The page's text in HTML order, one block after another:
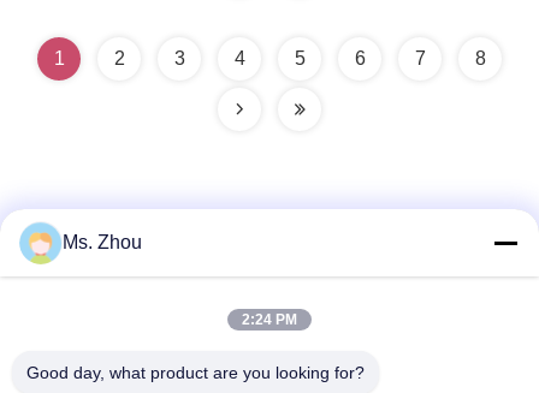
1 2 3 4 5 6 7 8
पता
Ms. Zhou
2:24 PM
Good day, what product are you looking for?